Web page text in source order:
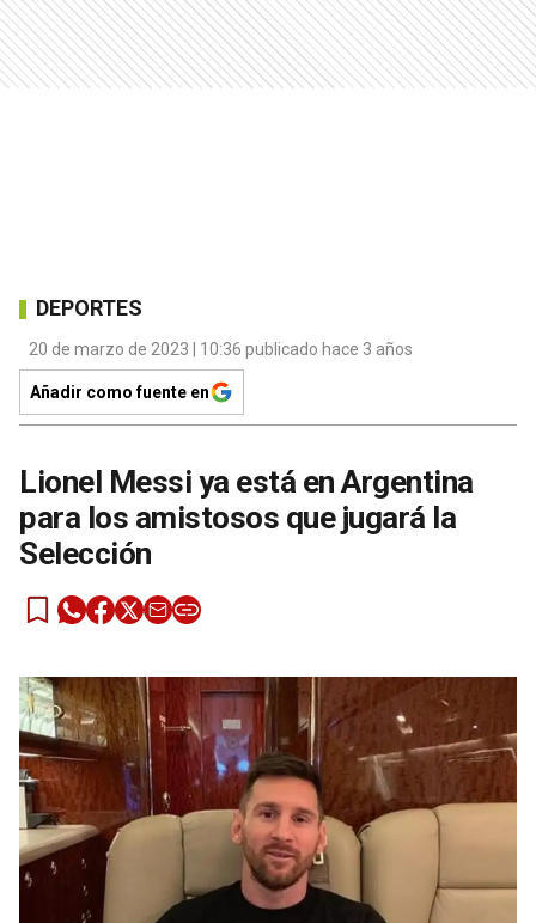
DEPORTES
20 de marzo de 2023 | 10:36 publicado hace 3 años
Añadir como fuente en
Lionel Messi ya está en Argentina
para los amistosos que jugará la
Selección